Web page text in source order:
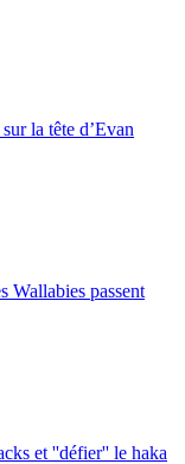
la tête d’Evan
Wallabies passent
et ''défier'' le haka